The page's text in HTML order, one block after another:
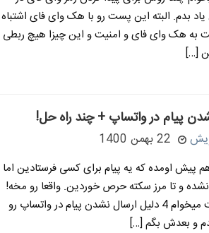
یاد بدم. البته این پست رو با هک وای فای اشتباه
به هک وای فای و امنیت و این چیزا هیچ ربطی
[…]
پیام در واتساپ + چند راه حل!
22 بهمن 1400
پیش اومده که یه پیام برای کسی فرستادین اما
نشده و تا مرز سکته حرص خوردین. واقعا رو مخه!
من تو این پست میخوام 4 دلیل ارسال نشدن پیام در واتساپ رو
و بعدش بگم […]